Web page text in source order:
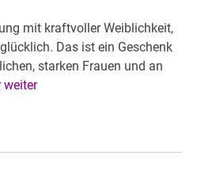
mit kraftvoller Weiblichkeit,
Das ist ein Geschenk
starken Frauen und an
weiter